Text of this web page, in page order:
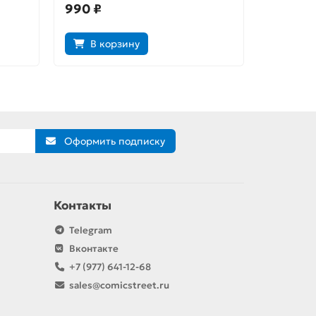
990 ₽
В корзину
Оформить подписку
Контакты
Telegram
Вконтакте
+7 (977) 641-12-68
sales@comicstreet.ru